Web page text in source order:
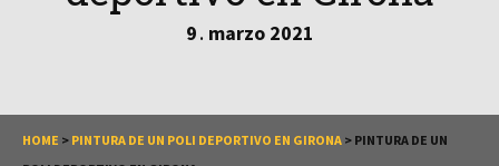
9 . marzo 2021
HOME > PINTURA DE UN POLI DEPORTIVO EN GIRONA > PINTURA DE UN